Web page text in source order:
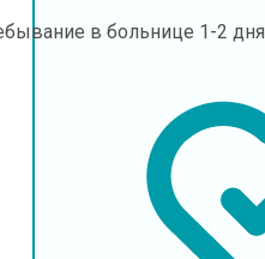
в больнице 1-2 дня